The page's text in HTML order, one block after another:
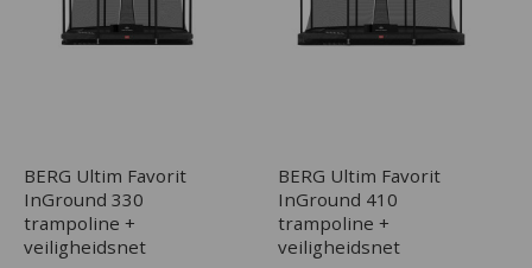
BERG Ultim Favorit
InGround 330
trampoline +
veiligheidsnet
BERG Ultim Favorit
InGround 410
trampoline +
veiligheidsnet